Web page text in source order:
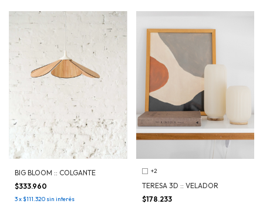
BIG BLOOM :: COLGANTE
$333.960
3x$111.320 sin interés
+2
TERESA 3D :: VELADOR
$178.233